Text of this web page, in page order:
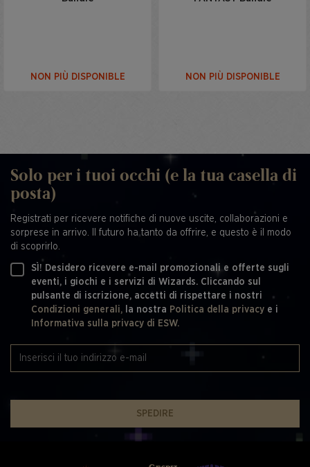
NON PIÙ DISPONIBLE NON PIÙ DISPONIBLE
Solo per i tuoi occhi (e la tua casella di
posta)
Registrati per ricevere notifiche di nuove uscite, collaborazioni e
sorprese in arrivo. Il futuro ha tanto da offrire, e questo è il modo
di scoprirlo.
SÌ! Desidero ricevere e-mail promozionali e offerte sugli
eventi, i giochi e i servizi di Wizards. Cliccando sul
pulsante di iscrizione, accetti di rispettare i nostri
Condizioni generali,
la nostra Politica della privacy e i
Informativa sulla privacy di ESW.
SPEDIRE